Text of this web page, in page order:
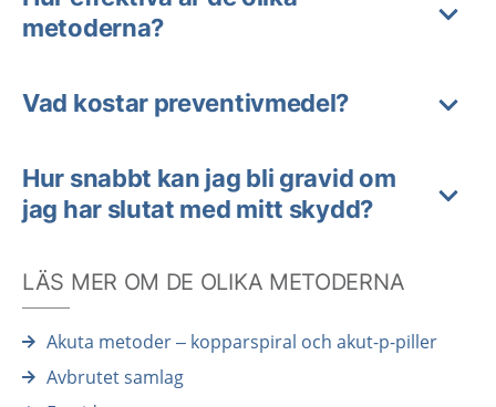
metoderna?
Vad kostar preventivmedel?
Hur snabbt kan jag bli gravid om
jag har slutat med mitt skydd?
LÄS MER OM DE OLIKA METODERNA
Akuta metoder – kopparspiral och akut-p-piller
Avbrutet samlag